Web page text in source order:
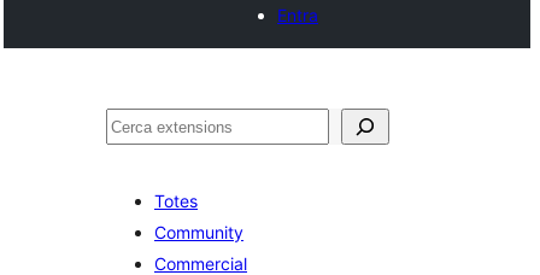
Entra
Cerca
Totes
Community
Commercial